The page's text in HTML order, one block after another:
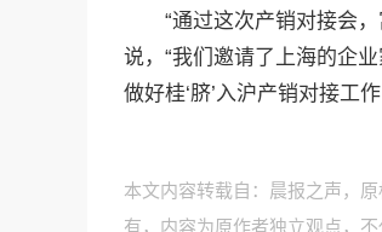
“通过这次产销对接会
说，“我们邀请了上海的企
做好桂‘脐’入沪产销对接工
本文内容转载自：晨报之声，
有，内容为原作者独立观点，